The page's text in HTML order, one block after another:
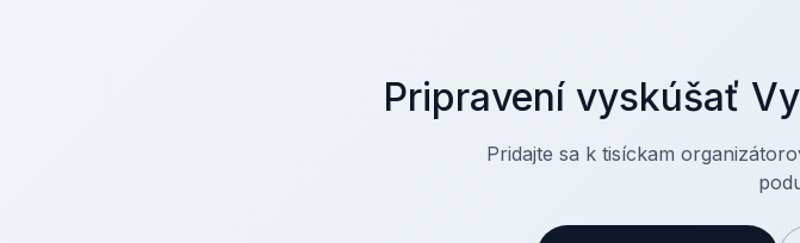
Pripravení vyskúšať
Pridajte sa k tisíckam